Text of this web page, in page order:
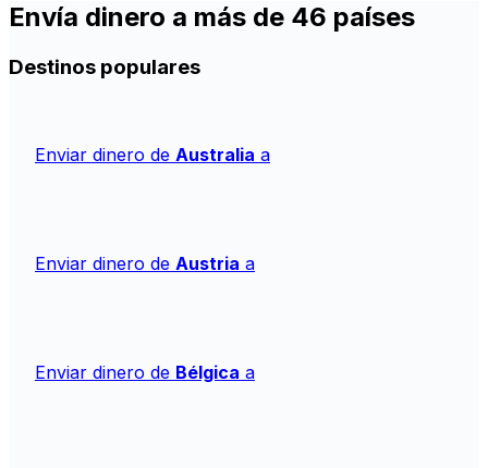
Envía dinero a más de 46 países
Destinos populares
Enviar dinero de Australia a
Enviar dinero de Austria a
Enviar dinero de Bélgica a